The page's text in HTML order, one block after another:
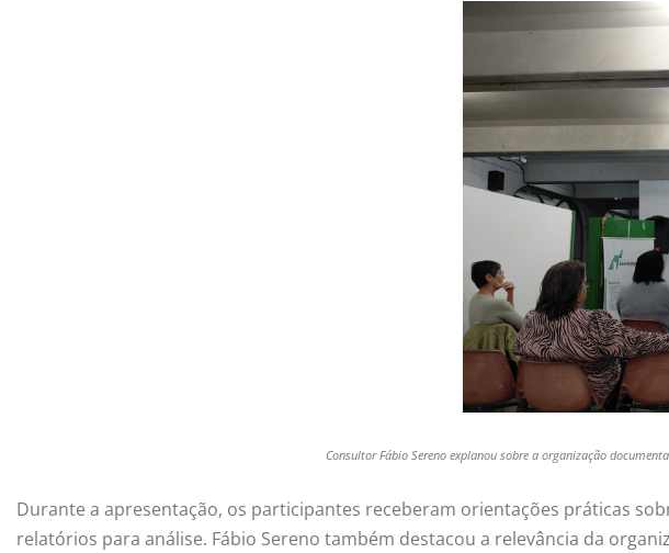
Consultor Fábio Sereno explanou sobre a organização
Durante a apresentação, os participantes receberam orientações práticas
relatórios para análise. Fábio Sereno também destacou a relevância da